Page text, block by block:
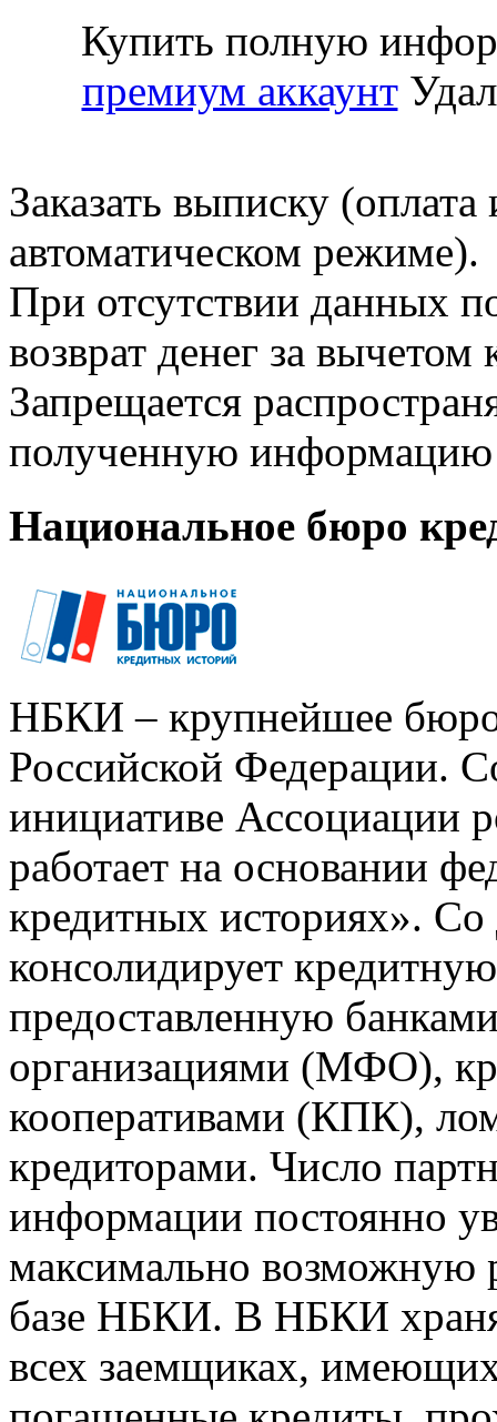
Купить полную
премиум аккаунт
Заказать выписку
автоматическом режиме).
При отсутствии данных
возврат денег за
Запрещается
полученную информацию
Национальное бюро
НБКИ – крупнейшее
Российской Федерации.
инициативе Ассоциации
работает на основании
кредитных историях».
консолидирует
предоставленную
организациями (МФО),
кооперативами (КПК),
кредиторами. Число
информации постоянно
максимально возможную
базе НБКИ. В НБКИ
всех заемщиках,